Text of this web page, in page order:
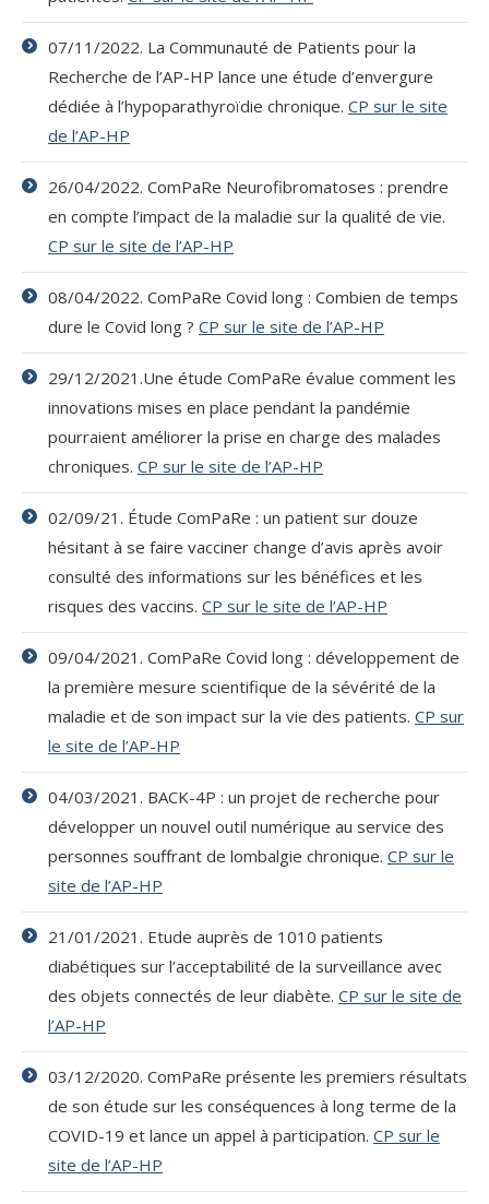
07/11/2022. La Communauté de Patients pour la
Recherche de l’AP-HP lance une étude d’envergure
dédiée à l’hypoparathyroïdie chronique. CP sur le site
de l’AP-HP
26/04/2022. ComPaRe Neurofibromatoses : prendre
en compte l’impact de la maladie sur la qualité de vie.
CP sur le site de l’AP-HP
08/04/2022. ComPaRe Covid long : Combien de temps
dure le Covid long ? CP sur le site de l’AP-HP
29/12/2021.Une étude ComPaRe évalue comment les
innovations mises en place pendant la pandémie
pourraient améliorer la prise en charge des malades
chroniques. CP sur le site de l’AP-HP
02/09/21. Étude ComPaRe : un patient sur douze
hésitant à se faire vacciner change d’avis après avoir
consulté des informations sur les bénéfices et les
risques des vaccins. CP sur le site de l’AP-HP
09/04/2021. ComPaRe Covid long : développement de
la première mesure scientifique de la sévérité de la
maladie et de son impact sur la vie des patients. CP sur
le site de l’AP-HP
04/03/2021. BACK-4P : un projet de recherche pour
développer un nouvel outil numérique au service des
personnes souffrant de lombalgie chronique. CP sur le
site de l’AP-HP
21/01/2021. Etude auprès de 1010 patients
diabétiques sur l’acceptabilité de la surveillance avec
des objets connectés de leur diabète. CP sur le site de
l’AP-HP
03/12/2020. ComPaRe présente les premiers résultats
de son étude sur les conséquences à long terme de la
COVID-19 et lance un appel à participation. CP sur le
site de l’AP-HP